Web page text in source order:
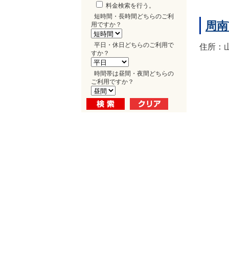
料金検索を行う。
短時間・長時間どちらのご利
用ですか？
平日・休日どちらのご利用で
すか？
時間帯は昼間・夜間どちらの
ご利用ですか？
周
住所：